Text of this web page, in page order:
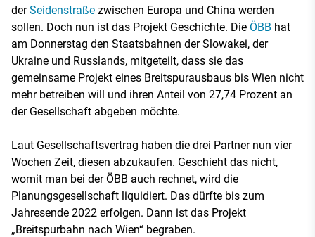
derSeidenstraße zwischen Europa und China werden
sollen. Doch nun ist das Projekt Geschichte. Die ÖBB hat
am Donnerstag den Staatsbahnen der Slowakei, der
Ukraine und Russlands, mitgeteilt, dass sie das
gemeinsame Projekt eines Breitspurausbaus bis Wien nicht
mehr betreiben will und ihren Anteil von 27,74 Prozent an
der Gesellschaft abgeben möchte.
Laut Gesellschaftsvertrag haben die drei Partner nun vier
Wochen Zeit, diesen abzukaufen. Geschieht das nicht,
womit man bei der ÖBB auch rechnet, wird die
Planungsgesellschaft liquidiert. Das dürfte bis zum
Jahresende 2022 erfolgen. Dann ist das Projekt
„Breitspurbahn nach Wien“ begraben.